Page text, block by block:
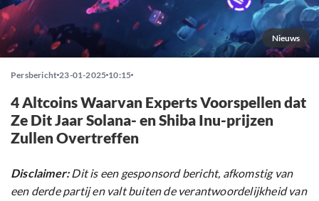
Nieuws
Persbericht 23-01-2025 10:15
4 Altcoins Waarvan Experts Voorspellen dat
Ze Dit Jaar Solana- en Shiba Inu-prijzen
Zullen Overtreffen
Disclaimer:Dit is een gesponsord bericht, afkomstig van
een derde partij en valt buiten de verantwoordelijkheid van